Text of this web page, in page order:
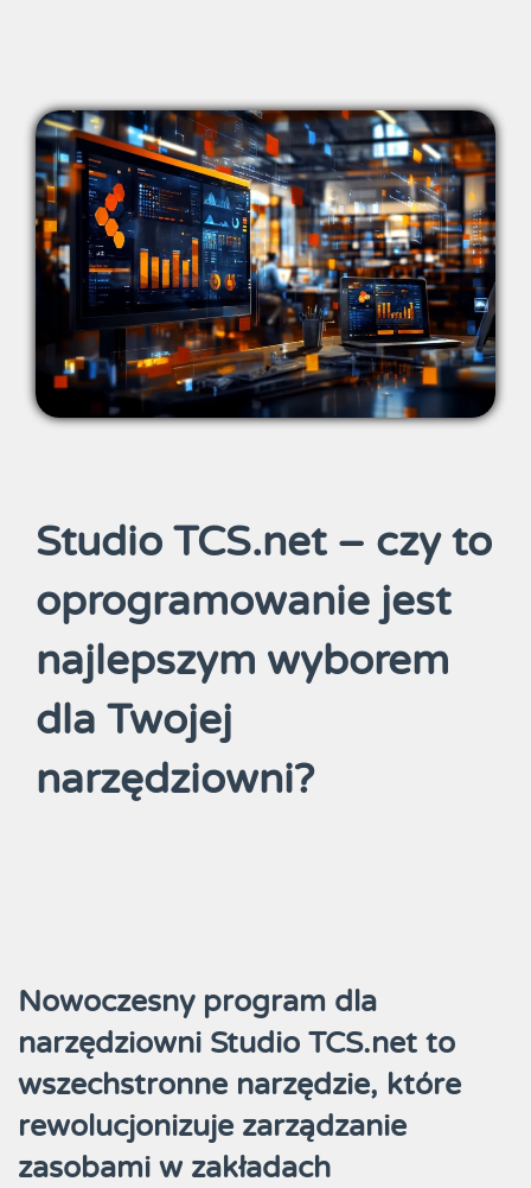
Studio TCS.net – czy to
oprogramowanie jest
najlepszym wyborem
dla Twojej
narzędziowni?
Nowoczesny program dla
narzędziowni Studio TCS.net to
wszechstronne narzędzie, które
rewolucjonizuje zarządzanie
zasobami w zakładach